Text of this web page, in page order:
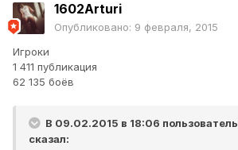
1602Arturi
Опубликовано: 9 февраля, 2015
Игроки
1 411 публикация
62 135 боёв
В 09.02.2015 в 18:06 пользователь
сказал: